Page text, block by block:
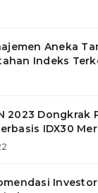
Aneka
Indeks
2023 Dongkrak
IDX30
Investor